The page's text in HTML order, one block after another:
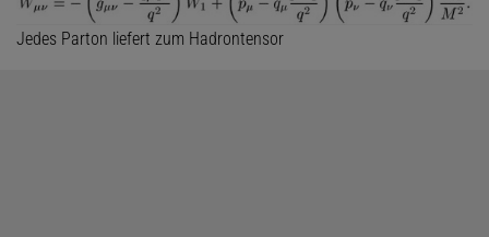
Jedes Parton liefert zum Hadrontensor